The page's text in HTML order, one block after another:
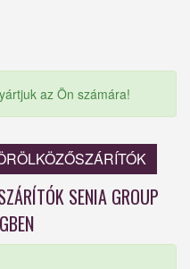
az Ön számára!
SENIA GROUP